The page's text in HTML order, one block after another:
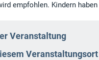
empfohlen. Kindern
Veranstaltung
Veranstaltungsort